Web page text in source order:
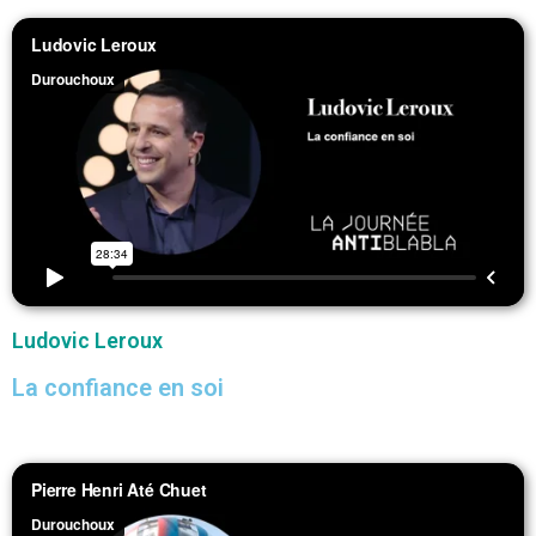
Ludovic Leroux
La confiance en soi